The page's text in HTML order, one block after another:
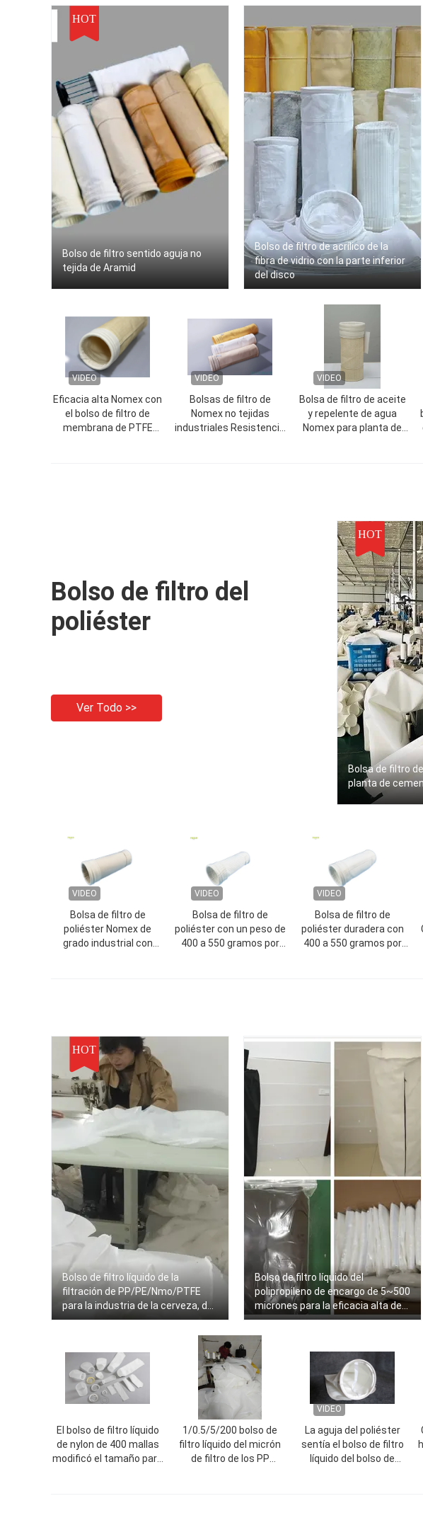
HOT
Bolso de filtro sentido aguja no
tejida de Aramid
Bolso de filtro de acrílico de la
fibra de vidrio con la parte inferior
del disco
VIDEO
Eficacia alta Nomex con
el bolso de filtro de
membrana de PTFE
VIDEO
Bolsas de filtro de
Nomex no tejidas
industriales Resistencia
VIDEO
Bolsa de filtro de aceite
y repelente de agua
Nomex para planta de
Bolso de filtro del
poliéster
Ver Todo >>
HOT
Bolsa de filtro
planta de
VIDEO
Bolsa de filtro de
poliéster Nomex de
grado industrial con
VIDEO
Bolsa de filtro de
poliéster con un peso de
400 a 550 gramos por
VIDEO
Bolsa de filtro de
poliéster duradera con
400 a 550 gramos por
HOT
Bolso de filtro líquido de la
filtración de PP/PE/Nmo/PTFE
para la industria de la cerveza, del
vino y de la primavera
Bolso de filtro líquido del
polipropileno de encargo de 5~500
micrones para la eficacia alta de
la industria de Tobocco
El bolso de filtro líquido
de nylon de 400 mallas
modificó el tamaño para
1/0.5/5/200 bolso de
filtro líquido del micrón
de filtro de los PP
VIDEO
La aguja del poliéster
sentía el bolso de filtro
líquido del bolso de